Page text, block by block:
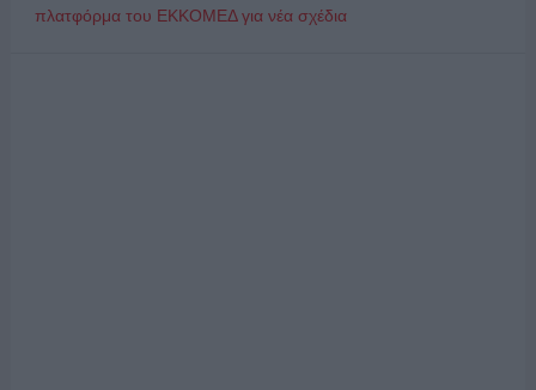
πλατφόρμα του ΕΚΚΟΜΕΔ για νέα σχέδια